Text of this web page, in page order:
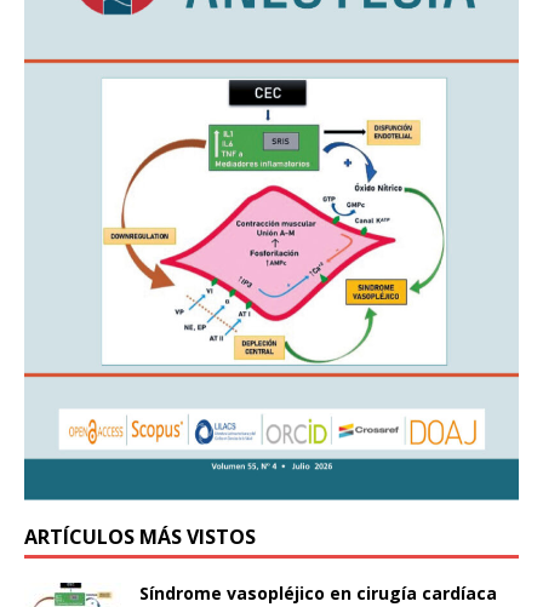
ARTÍCULOS MÁS VISTOS
Síndrome vasopléjico en cirugía cardíaca